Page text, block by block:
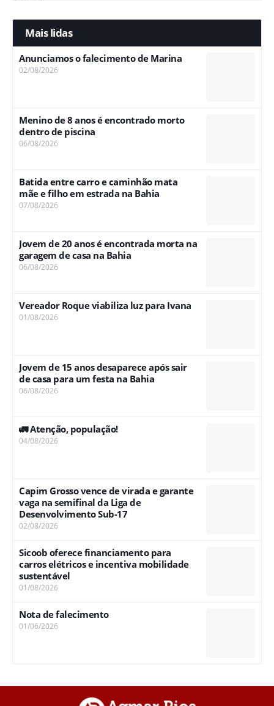
Mais lidas
Anunciamos o falecimento de Marina
02/08/2026
Menino de 8 anos é encontrado morto
dentro de piscina
06/08/2026
Batida entre carro e caminhão mata
mãe e filho em estrada na Bahia
07/08/2026
Jovem de 20 anos é encontrada morta na
garagem de casa na Bahia
06/08/2026
Vereador Roque viabiliza luz para Ivana
01/08/2026
Jovem de 15 anos desaparece após sair
de casa para um festa na Bahia
06/08/2026
🚛 Atenção, população!
04/08/2026
Capim Grosso vence de virada e garante
vaga na semifinal da Liga de
Desenvolvimento Sub-17
02/08/2026
Sicoob oferece financiamento para
carros elétricos e incentiva mobilidade
sustentável
01/08/2026
Nota de falecimento
01/06/2026